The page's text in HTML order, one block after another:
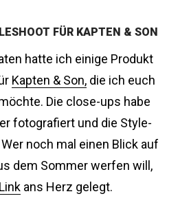
FÜR KAPTEN & SON
hatte ich einige Produkt
Kapten & Son, die ich euch
Die close-ups habe
fotografiert und die Style-
noch mal einen Blick auf
dem Sommer werfen will,
ans Herz gelegt.